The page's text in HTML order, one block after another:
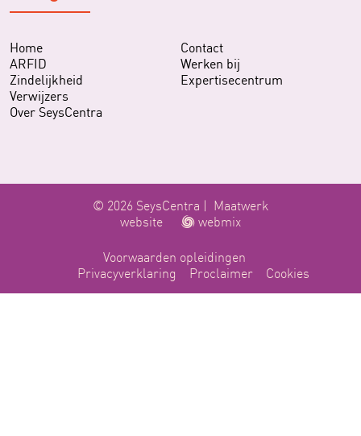
Home
ARFID
Zindelijkheid
Verwijzers
Over SeysCentra
Contact
Werken bij
Expertisecentrum
© 2026 SeysCentra | Maatwerk
website
webmix
Voorwaarden opleidingen
Privacyverklaring
Proclaimer Cookies